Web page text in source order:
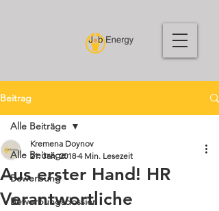
Beitrag
Alle Beiträge
Bewerbung
Bewerbungsdossier
Alle Beiträge
Aus erster Hand! HR
Verantwortliche
Kremena Doynov
21. Jan. 2018 4 Min. Lesezeit